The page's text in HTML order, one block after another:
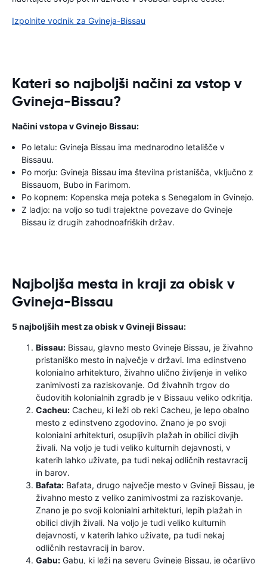
Izpolnite vodnik za Gvineja-Bissau
Kateri so najboljši načini za vstop v
Gvineja-Bissau?
Načini vstopa v Gvinejo Bissau:
Po letalu: Gvineja Bissau ima mednarodno letališče v
Bissauu.
Po morju: Gvineja Bissau ima številna pristanišča, vključno z
Bissauom, Bubo in Farimom.
Po kopnem: Kopenska meja poteka s Senegalom in Gvinejo.
Z ladjo: na voljo so tudi trajektne povezave do Gvineje
Bissau iz drugih zahodnoafriških držav.
Najboljša mesta in kraji za obisk v
Gvineja-Bissau
5 najboljših mest za obisk v Gvineji Bissau:
Bissau: Bissau, glavno mesto Gvineje Bissau, je živahno
pristaniško mesto in največje v državi. Ima edinstveno
kolonialno arhitekturo, živahno ulično življenje in veliko
zanimivosti za raziskovanje. Od živahnih trgov do
čudovitih kolonialnih zgradb je v Bissauu veliko odkritja.
Cacheu: Cacheu, ki leži ob reki Cacheu, je lepo obalno
mesto z edinstveno zgodovino. Znano je po svoji
kolonialni arhitekturi, osupljivih plažah in obilici divjih
živali. Na voljo je tudi veliko kulturnih dejavnosti, v
katerih lahko uživate, pa tudi nekaj odličnih restavracij
in barov.
Bafata: Bafata, drugo največje mesto v Gvineji Bissau, je
živahno mesto z veliko zanimivostmi za raziskovanje.
Znano je po svoji kolonialni arhitekturi, lepih plažah in
obilici divjih živali. Na voljo je tudi veliko kulturnih
dejavnosti, v katerih lahko uživate, pa tudi nekaj
odličnih restavracij in barov.
Gabu: Gabu, ki leži na severu Gvineje Bissau, je očarljivo